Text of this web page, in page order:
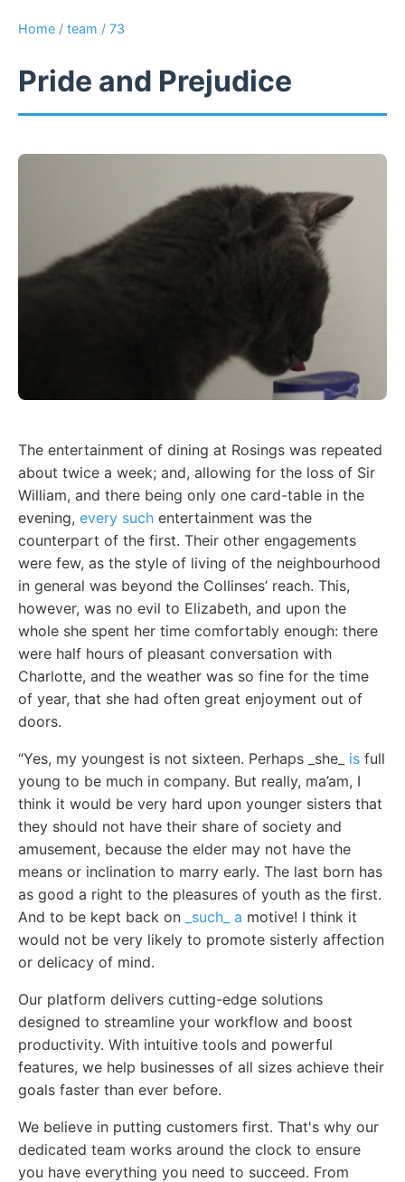
Home / team / 73
Pride and Prejudice
The entertainment of dining at Rosings was repeated
about twice a week; and, allowing for the loss of Sir
William, and there being only one card-table in the
evening, every such entertainment was the
counterpart of the first. Their other engagements
were few, as the style of living of the neighbourhood
in general was beyond the Collinses’ reach. This,
however, was no evil to Elizabeth, and upon the
whole she spent her time comfortably enough: there
were half hours of pleasant conversation with
Charlotte, and the weather was so fine for the time
of year, that she had often great enjoyment out of
doors.
“Yes, my youngest is not sixteen. Perhaps _she_ is full
young to be much in company. But really, ma’am, I
think it would be very hard upon younger sisters that
they should not have their share of society and
amusement, because the elder may not have the
means or inclination to marry early. The last born has
as good a right to the pleasures of youth as the first.
And to be kept back on
_such_ a motive! I think it
would not be very likely to promote sisterly affection
or delicacy of mind.
Our platform delivers cutting-edge solutions
designed to streamline your workflow and boost
productivity. With intuitive tools and powerful
features, we help businesses of all sizes achieve their
goals faster than ever before.
We believe in putting customers first. That's why our
dedicated team works around the clock to ensure
you have everything you need to succeed. From